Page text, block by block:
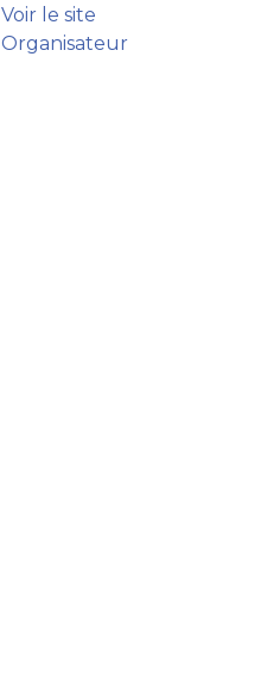
Voir le site
Organisateur